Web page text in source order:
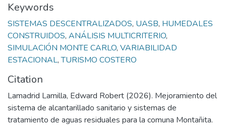
Keywords
SISTEMAS DESCENTRALIZADOS, UASB, HUMEDALES
CONSTRUIDOS, ANÁLISIS MULTICRITERIO,
SIMULACIÓN MONTE CARLO, VARIABILIDAD
ESTACIONAL,TURISMO COSTERO
Citation
Lamadrid Lamilla, Edward Robert (2026). Mejoramiento del
sistema de alcantarillado sanitario y sistemas de
tratamiento de aguas residuales para la comuna Montañita.